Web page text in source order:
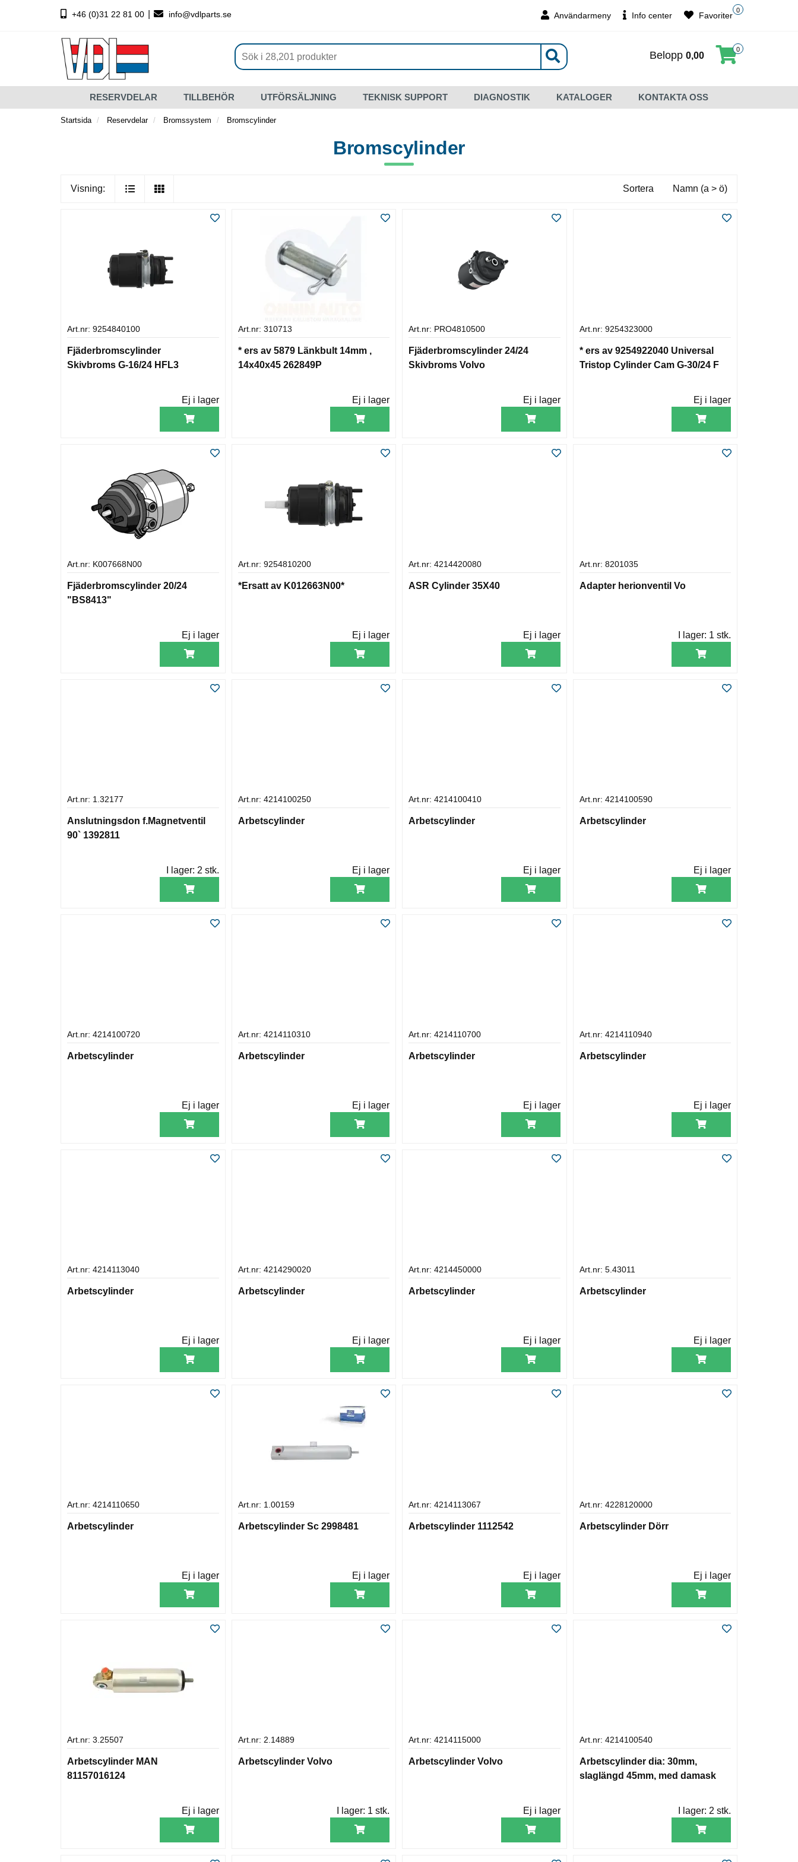
+46 (0)31 22 81 00 info@vdlparts.se Användarmeny Info center
0
Favoriter
Belopp 0,00
0
RESERVDELAR TILLBEHÖR UTFÖRSÄLJNING TEKNISK SUPPORT DIAGNOSTIK KATALOGER KONTAKTA OSS
Startsida Reservdelar Bromssystem Bromscylinder
Bromscylinder
Visning: Sortera Namn (a > ö)
Art.nr: 9254840100
Fjäderbromscylinder
Skivbroms G-16/24 HFL3
Ej i lager
Art.nr: 310713
* ers av 5879 Länkbult 14mm ,
14x40x45 262849P
Ej i lager
Art.nr: PRO4810500
Fjäderbromscylinder 24/24
Skivbroms Volvo
Ej i lager
Art.nr: 9254323000
* ers av 9254922040 Universal
Tristop Cylinder Cam G-30/24 F
Ej i lager
Art.nr: K007668N00
Fjäderbromscylinder 20/24
"BS8413"
Ej i lager
Art.nr: 9254810200
*Ersatt av K012663N00*
Ej i lager
Art.nr: 4214420080
ASR Cylinder 35X40
Ej i lager
Art.nr: 8201035
Adapter herionventil Vo
I lager: 1 stk.
Art.nr: 1.32177
Anslutningsdon f.Magnetventil
90` 1392811
I lager: 2 stk.
Art.nr: 4214100250
Arbetscylinder
Ej i lager
Art.nr: 4214100410
Arbetscylinder
Ej i lager
Art.nr: 4214100590
Arbetscylinder
Ej i lager
Art.nr: 4214100720
Arbetscylinder
Ej i lager
Art.nr: 4214110310
Arbetscylinder
Ej i lager
Art.nr: 4214110700
Arbetscylinder
Ej i lager
Art.nr: 4214110940
Arbetscylinder
Ej i lager
Art.nr: 4214113040
Arbetscylinder
Ej i lager
Art.nr: 4214290020
Arbetscylinder
Ej i lager
Art.nr: 4214450000
Arbetscylinder
Ej i lager
Art.nr: 5.43011
Arbetscylinder
Ej i lager
Art.nr: 4214110650
Arbetscylinder
Ej i lager
Art.nr: 1.00159
Arbetscylinder Sc 2998481
Ej i lager
Art.nr: 4214113067
Arbetscylinder 1112542
Ej i lager
Art.nr: 4228120000
Arbetscylinder Dörr
Ej i lager
Art.nr: 3.25507
Arbetscylinder MAN
81157016124
Ej i lager
Art.nr: 2.14889
Arbetscylinder Volvo
I lager: 1 stk.
Art.nr: 4214115000
Arbetscylinder Volvo
Ej i lager
Art.nr: 4214100540
Arbetscylinder dia: 30mm,
slaglängd 45mm, med damask
I lager: 2 stk.